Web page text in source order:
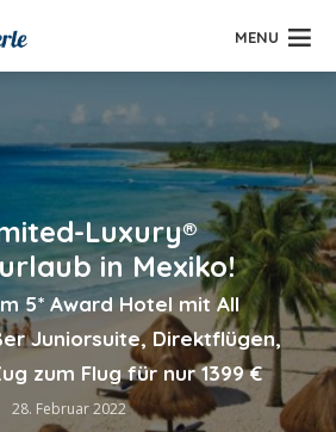
MENU
Luxury®
in Mexiko!
5* Award Hotel mit All
Juniorsuite, Direktflügen,
zum Flug für nur 1399 €
28. Februar 2022